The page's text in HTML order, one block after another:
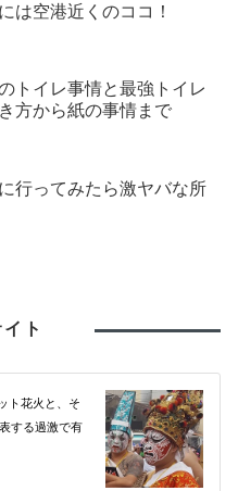
は空港近くのココ！
トイレ事情と最強トイレ
方から紙の事情まで
行ってみたら激ヤバな所
ト
ト花火と、そ
する過激で有